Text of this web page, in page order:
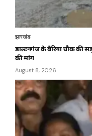
झारखंड
डाल्टनगंज के बैरिया चौक की
की मांग
August 8, 2026